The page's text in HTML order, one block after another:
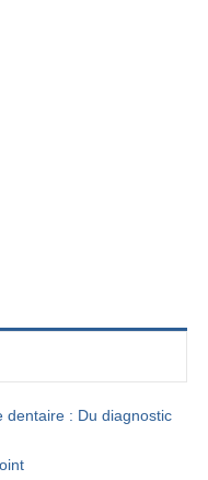
dentaire : Du diagnostic